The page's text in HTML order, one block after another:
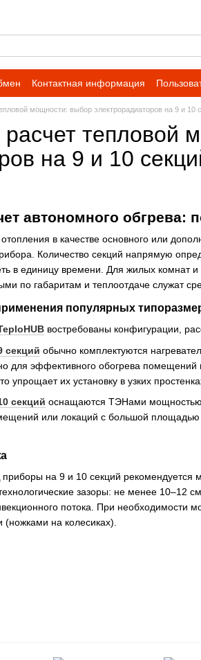
Контактная информация
мощности: выбор электрорадиаторов на 9 и 10
расчет тепловой
на 9 и 10
автономного обгрева:
в качестве основного или
Количество секций напрямую
в единицу времени. Для жилых
по габаритам и теплоотдаче служат
популярных
востребованы конфигурации,
секций обычно комплектуются
для эффективного обогрева
упрощает их установку в узких
секций оснащаются ТЭНами мощностью
или локаций с большой
на 9 и 10 секций
зазоры: не менее 10–12
потока. При необходимости
на колесиках).